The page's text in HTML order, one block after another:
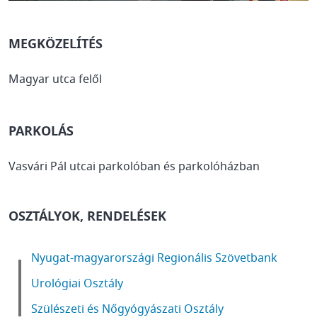
MEGKÖZELÍTÉS
Magyar utca felől
PARKOLÁS
Vasvári Pál utcai parkolóban és parkolóházban
OSZTÁLYOK, RENDELÉSEK
Nyugat-magyarországi Regionális Szövetbank
Urológiai Osztály
Szülészeti és Nőgyógyászati Osztály